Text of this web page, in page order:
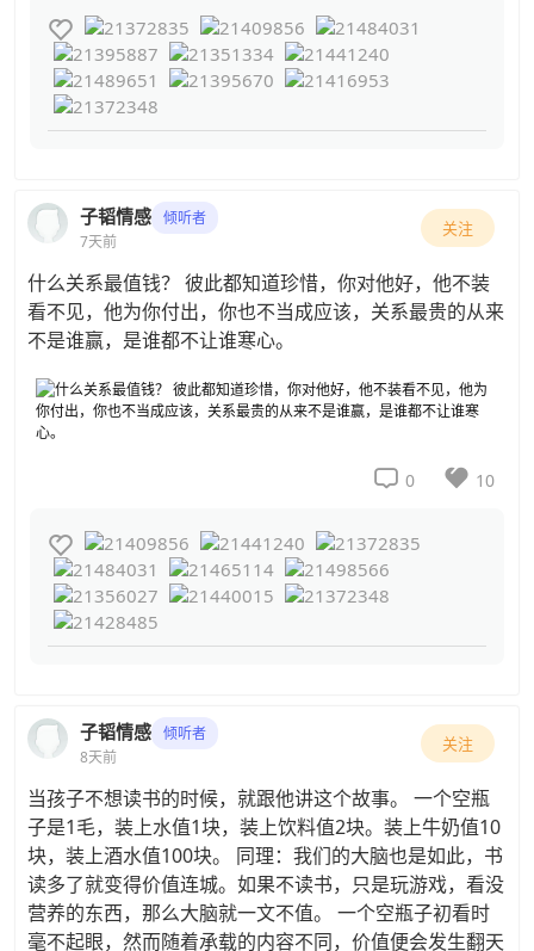

子韬情感
倾听者
7天前
关注
什么关系最值钱？ 彼此都知道珍惜，你对他好，他不装
看不见，他为你付出，你也不当成应该，关系最贵的从来
不是谁赢，是谁都不让谁寒心。
 0  10

子韬情感
倾听者
8天前
关注
当孩子不想读书的时候，就跟他讲这个故事。 一个空瓶
子是1毛，装上水值1块，装上饮料值2块。装上牛奶值10
块，装上酒水值100块。 同理：我们的大脑也是如此，书
读多了就变得价值连城。如果不读书，只是玩游戏，看没
营养的东西，那么大脑就一文不值。 一个空瓶子初看时
毫不起眼，然而随着承载的内容不同，价值便会发生翻天